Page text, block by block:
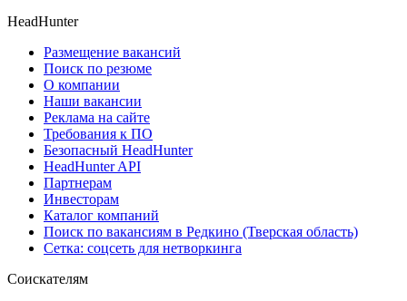
HeadHunter
Размещение вакансий
Поиск по резюме
О компании
Наши вакансии
Реклама на сайте
Требования к ПО
Безопасный HeadHunter
HeadHunter API
Партнерам
Инвесторам
Каталог компаний
Поиск по вакансиям в Редкино (Тверская область)
Сетка: соцсеть для нетворкинга
Соискателям